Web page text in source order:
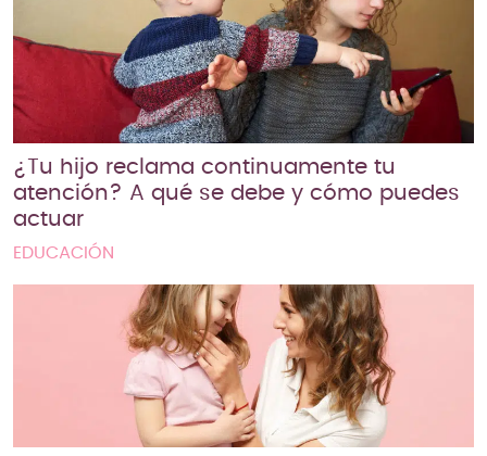
¿Tu hijo reclama continuamente tu
atención? A qué se debe y cómo puedes
actuar
EDUCACIÓN